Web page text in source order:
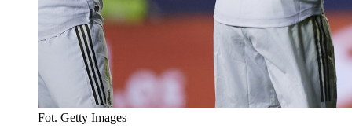
Fot. Getty Images